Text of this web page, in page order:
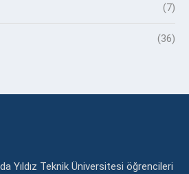
(7)
(36)
Yıldız Teknik Üniversitesi öğrencileri